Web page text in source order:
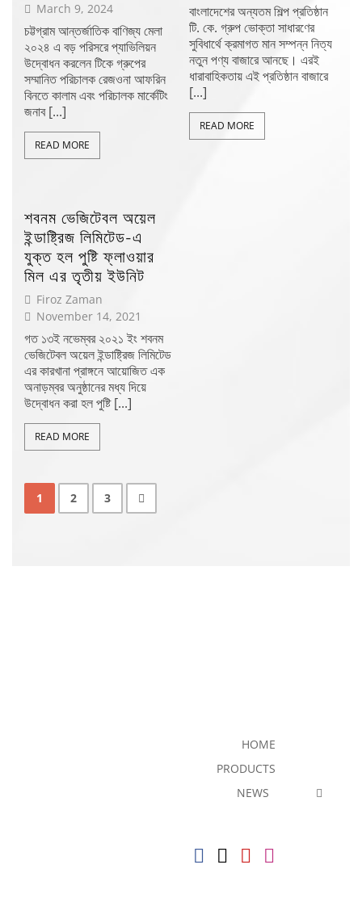
March 9, 2024
চট্টগ্রাম আন্তর্জাতিক বাণিজ্য মেলা
২০২৪ এ বড় পরিসরে প্যাভিলিয়ন
উদ্বোধন করলেন টিকে গ্রুপের
সম্মানিত পরিচালক রেজওনা আফরিন
বিনতে কালাম এবং পরিচালক মার্কেটিং
জনাব [...]
READ MORE
বাংলাদেশের অন্যতম শিল্প প্রতিষ্ঠান
টি. কে. গ্রুপ ভোক্তা সাধারণের
সুবিধার্থে ক্রমাগত মান সম্পন্ন নিত্য
নতুন পণ্য বাজারে আনছে। এরই
ধারাবাহিকতায় এই প্রতিষ্ঠান বাজারে
[...]
READ MORE
শবনম ভেজিটেবল অয়েল
ইন্ডাষ্ট্রিজ লিমিটেড-এ
যুক্ত হল পুষ্টি ফ্লাওয়ার
মিল এর তৃতীয় ইউনিট
Firoz Zaman
November 14, 2021
গত ১৩ই নভেম্বর ২০২১ ইং শবনম
ভেজিটেবল অয়েল ইন্ডাষ্ট্রিজ লিমিটেড
এর কারখানা প্রাঙ্গনে আয়োজিত এক
অনাড়ম্বর অনুষ্ঠানের মধ্য দিয়ে
উদ্বোধন করা হল পুষ্টি [...]
READ MORE
1 2 3
HOME
PRODUCTS
NEWS